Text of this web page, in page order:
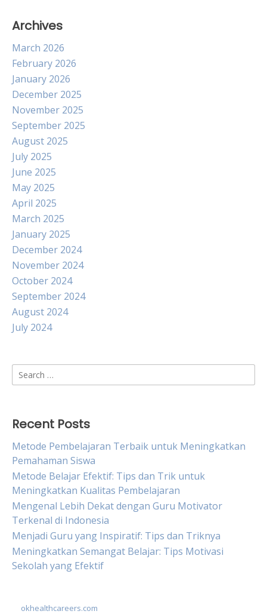
Archives
March 2026
February 2026
January 2026
December 2025
November 2025
September 2025
August 2025
July 2025
June 2025
May 2025
April 2025
March 2025
January 2025
December 2024
November 2024
October 2024
September 2024
August 2024
July 2024
Search
for:
Recent Posts
Metode Pembelajaran Terbaik untuk Meningkatkan
Pemahaman Siswa
Metode Belajar Efektif: Tips dan Trik untuk
Meningkatkan Kualitas Pembelajaran
Mengenal Lebih Dekat dengan Guru Motivator
Terkenal di Indonesia
Menjadi Guru yang Inspiratif: Tips dan Triknya
Meningkatkan Semangat Belajar: Tips Motivasi
Sekolah yang Efektif
okhealthcareers.com